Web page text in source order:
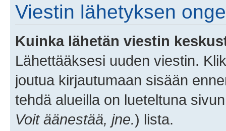
Viestin lähetyksen
Kuinka lähetän viestin
Lähettääksesi uuden viestin.
joutua kirjautumaan sisään
tehdä alueilla on lueteltuna
Voit äänestää, jne.) lista.